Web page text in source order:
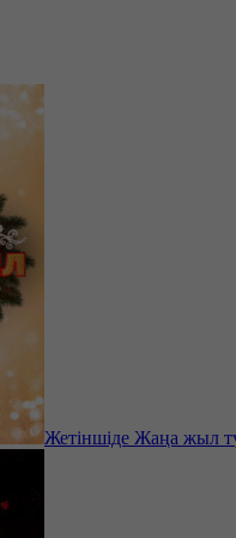
Жетіншіде Жаңа жыл